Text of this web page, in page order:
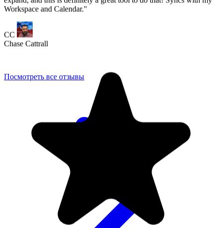
Посмотреть все отзывы